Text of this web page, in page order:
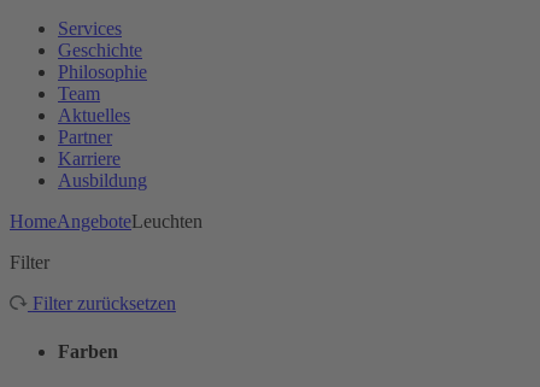
Services
Geschichte
Philosophie
Team
Aktuelles
Partner
Karriere
Ausbildung
HomeAngeboteLeuchten
Filter
Filter zurücksetzen
Farben